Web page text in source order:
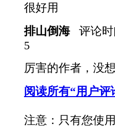
很好用
排山倒海
评论时
5
厉害的作者，没
阅读所有“用户
注意：只有您使